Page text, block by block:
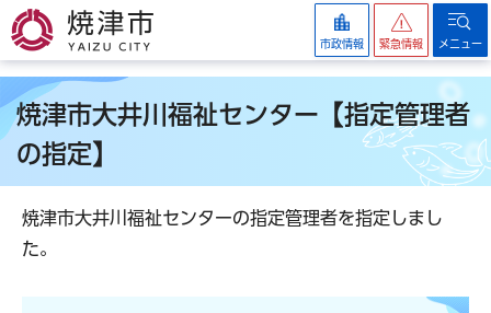
焼津市
市政情報 緊急情報 メニュー
焼津市大井川福祉センター【指定管理者
の指定】
焼津市大井川福祉センターの指定管理者を指定しまし
た。